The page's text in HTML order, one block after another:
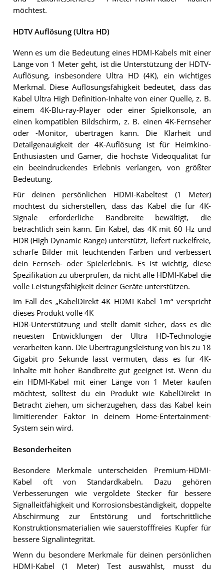
möchtest.
HDTV Auflösung (Ultra HD)
Wenn es um die Bedeutung eines HDMI-Kabels mit einer
Länge von 1 Meter geht, ist die Unterstützung der HDTV-
Auflösung, insbesondere Ultra HD (4K), ein wichtiges
Merkmal. Diese Auflösungsfähigkeit bedeutet, dass das
Kabel Ultra High Definition-Inhalte von einer Quelle, z. B.
einem 4K-Blu-ray-Player oder einer Spielkonsole, an
einen kompatiblen Bildschirm, z. B. einen 4K-Fernseher
oder -Monitor, übertragen kann. Die Klarheit und
Detailgenauigkeit der 4K-Auflösung ist für Heimkino-
Enthusiasten und Gamer, die höchste Videoqualität für
ein beeindruckendes Erlebnis verlangen, von größter
Bedeutung.
Für deinen persönlichen HDMI-Kabeltest (1 Meter)
möchtest du sicherstellen, dass das Kabel die für 4K-
Signale erforderliche Bandbreite bewältigt, die
beträchtlich sein kann. Ein Kabel, das 4K mit 60 Hz und
HDR (High Dynamic Range) unterstützt, liefert ruckelfreie,
scharfe Bilder mit leuchtenden Farben und verbessert
dein Fernseh- oder Spielerlebnis. Es ist wichtig, diese
Spezifikation zu überprüfen, da nicht alle HDMI-Kabel die
volle Leistungsfähigkeit deiner Geräte unterstützen.
Im Fall des „KabelDirekt 4K HDMI Kabel 1m“ verspricht
dieses Produkt volle 4K
HDR-Unterstützung und stellt damit sicher, dass es die
neuesten Entwicklungen der Ultra HD-Technologie
verarbeiten kann. Die Übertragungsleistung von bis zu 18
Gigabit pro Sekunde lässt vermuten, dass es für 4K-
Inhalte mit hoher Bandbreite gut geeignet ist. Wenn du
ein HDMI-Kabel mit einer Länge von 1 Meter kaufen
möchtest, solltest du ein Produkt wie KabelDirekt in
Betracht ziehen, um sicherzugehen, dass das Kabel kein
limitierender Faktor in deinem Home-Entertainment-
System sein wird.
Besonderheiten
Besondere Merkmale unterscheiden Premium-HDMI-
Kabel oft von Standardkabeln. Dazu gehören
Verbesserungen wie vergoldete Stecker für bessere
Signalleitfähigkeit und Korrosionsbeständigkeit, doppelte
Abschirmung zur Entstörung und fortschrittliche
Konstruktionsmaterialien wie sauerstofffreies Kupfer für
bessere Signalintegrität.
Wenn du besondere Merkmale für deinen persönlichen
HDMI-Kabel (1 Meter) Test auswählst, musst du